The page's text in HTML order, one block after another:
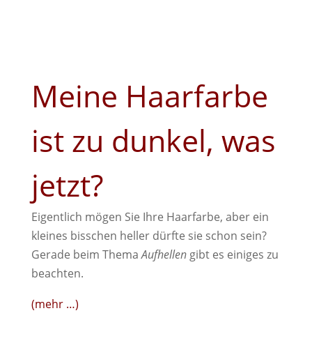
Meine Haarfarbe
ist zu dunkel, was
jetzt?
Eigentlich mögen Sie Ihre Haarfarbe, aber ein
kleines bisschen heller dürfte sie schon sein?
Gerade beim ThemaAufhellengibt es einiges zu
beachten.
(mehr …)